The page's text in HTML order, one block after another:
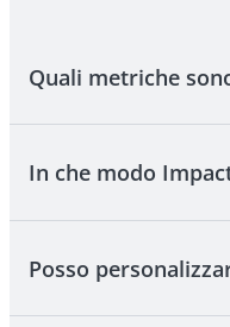
Quali metriche
I report coprono
In che modo
A differenza degli
Posso